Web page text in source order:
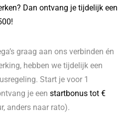
Dan ontvang je tijdelijk een
graag aan ons verbinden én
hebben we tijdelijk een
Start je voor 1
je eenstartbonus tot €
anders naar rato).